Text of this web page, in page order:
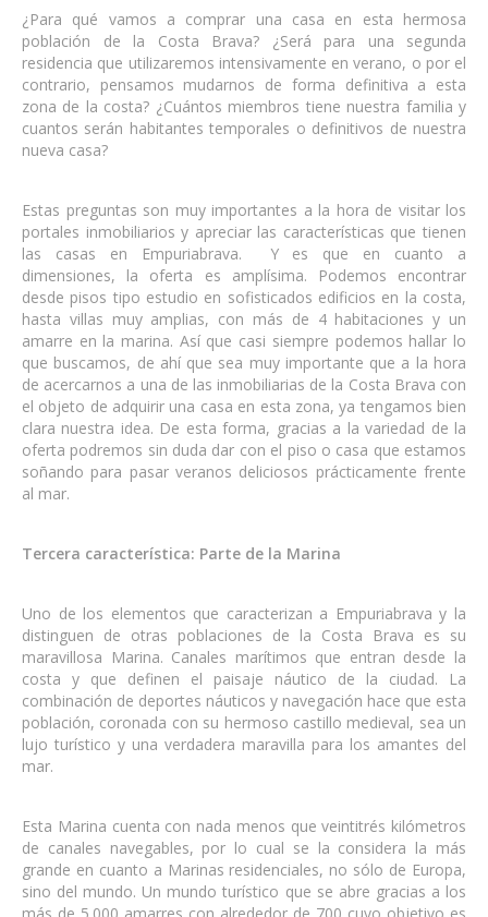
¿Para qué vamos a comprar una casa en esta hermosa
población de la Costa Brava? ¿Será para una segunda
residencia que utilizaremos intensivamente en verano, o por el
contrario, pensamos mudarnos de forma definitiva a esta
zona de la costa? ¿Cuántos miembros tiene nuestra familia y
cuantos serán habitantes temporales o definitivos de nuestra
nueva casa?
Estas preguntas son muy importantes a la hora de visitar los
portales inmobiliarios y apreciar las características que tienen
las casas en Empuriabrava. Y es que en cuanto a
dimensiones, la oferta es amplísima. Podemos encontrar
desde pisos tipo estudio en sofisticados edificios en la costa,
hasta villas muy amplias, con más de 4 habitaciones y un
amarre en la marina. Así que casi siempre podemos hallar lo
que buscamos, de ahí que sea muy importante que a la hora
de acercarnos a una de las inmobiliarias de la Costa Brava con
el objeto de adquirir una casa en esta zona, ya tengamos bien
clara nuestra idea. De esta forma, gracias a la variedad de la
oferta podremos sin duda dar con el piso o casa que estamos
soñando para pasar veranos deliciosos prácticamente frente
al mar.
Tercera característica: Parte de la Marina
Uno de los elementos que caracterizan a Empuriabrava y la
distinguen de otras poblaciones de la Costa Brava es su
maravillosa Marina. Canales marítimos que entran desde la
costa y que definen el paisaje náutico de la ciudad. La
combinación de deportes náuticos y navegación hace que esta
población, coronada con su hermoso castillo medieval, sea un
lujo turístico y una verdadera maravilla para los amantes del
mar.
Esta Marina cuenta con nada menos que veintitrés kilómetros
de canales navegables, por lo cual se la considera la más
grande en cuanto a Marinas residenciales, no sólo de Europa,
sino del mundo. Un mundo turístico que se abre gracias a los